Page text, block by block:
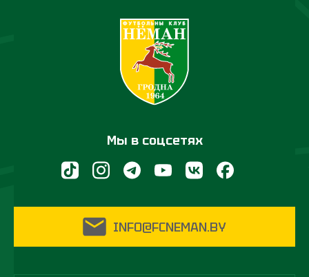
Мы в соцсетях
INFO@FCNEMAN.BY